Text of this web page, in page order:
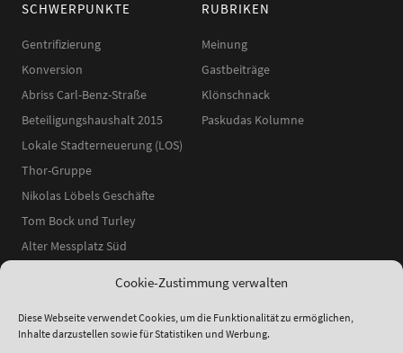
Cookie-Zustimmung verwalten
Diese Webseite verwendet Cookies, um die Funktionalität zu ermöglichen,
Inhalte darzustellen sowie für Statistiken und Werbung.
SCHWERPUNKTE
Gentrifizierung
Konversion
Abriss Carl-Benz-Straße
Beteiligungshaushalt 2015
Lokale Stadterneuerung (LOS)
Thor-Gruppe
Nikolas Löbels Geschäfte
Tom Bock und Turley
Alter Messplatz Süd
RUBRIKEN
Meinung
Gastbeiträge
Klönschnack
Paskudas Kolumne